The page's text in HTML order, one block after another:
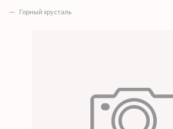
Горный хрусталь